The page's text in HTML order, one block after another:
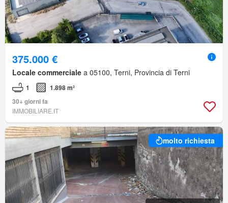
375.000 €
Locale commerciale a 05100, Terni, Provincia di Terni
1
1.898 m²
30+ giorni fa
IMMOBILIARE.IT
molto richiesta